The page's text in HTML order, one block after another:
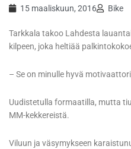
15 maaliskuun, 2016 Bike
Tarkkala takoo Lahdesta
kilpeen, joka heltiää
– Se on minulle hyvä
Uudistetulla formaatilla, mutta
MM-kekkereistä.
Viluun ja väsymykseen